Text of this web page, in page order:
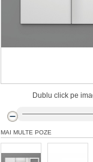
Dublu click pe
MAI MULTE POZE